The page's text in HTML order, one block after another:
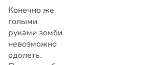
Конечно же
голыми
руками зомби
невозможно
одолеть.